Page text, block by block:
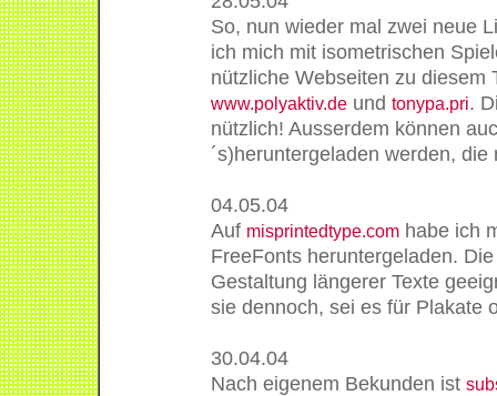
So, nun wieder mal zwei neue
ich mich mit isometrischen
nützliche Webseiten zu diesem
www.polyaktiv.deund tonypa.pri.
nützlich! Ausserdem können
´s)heruntergeladen werden,
04.05.04
Auf misprintedtype.comhabe ich
FreeFonts heruntergeladen.
Gestaltung längerer Texte
sie dennoch, sei es für Plakate
30.04.04
Nach eigenem Bekunden ist